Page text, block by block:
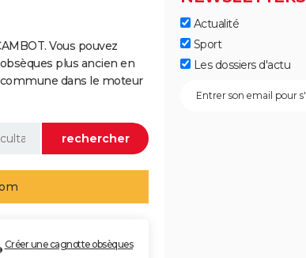
Vous pouvez
plus ancien en
dans le moteur
Créer une cagnotte obsèques
Actualité
Sport
Les dossiers d'actu